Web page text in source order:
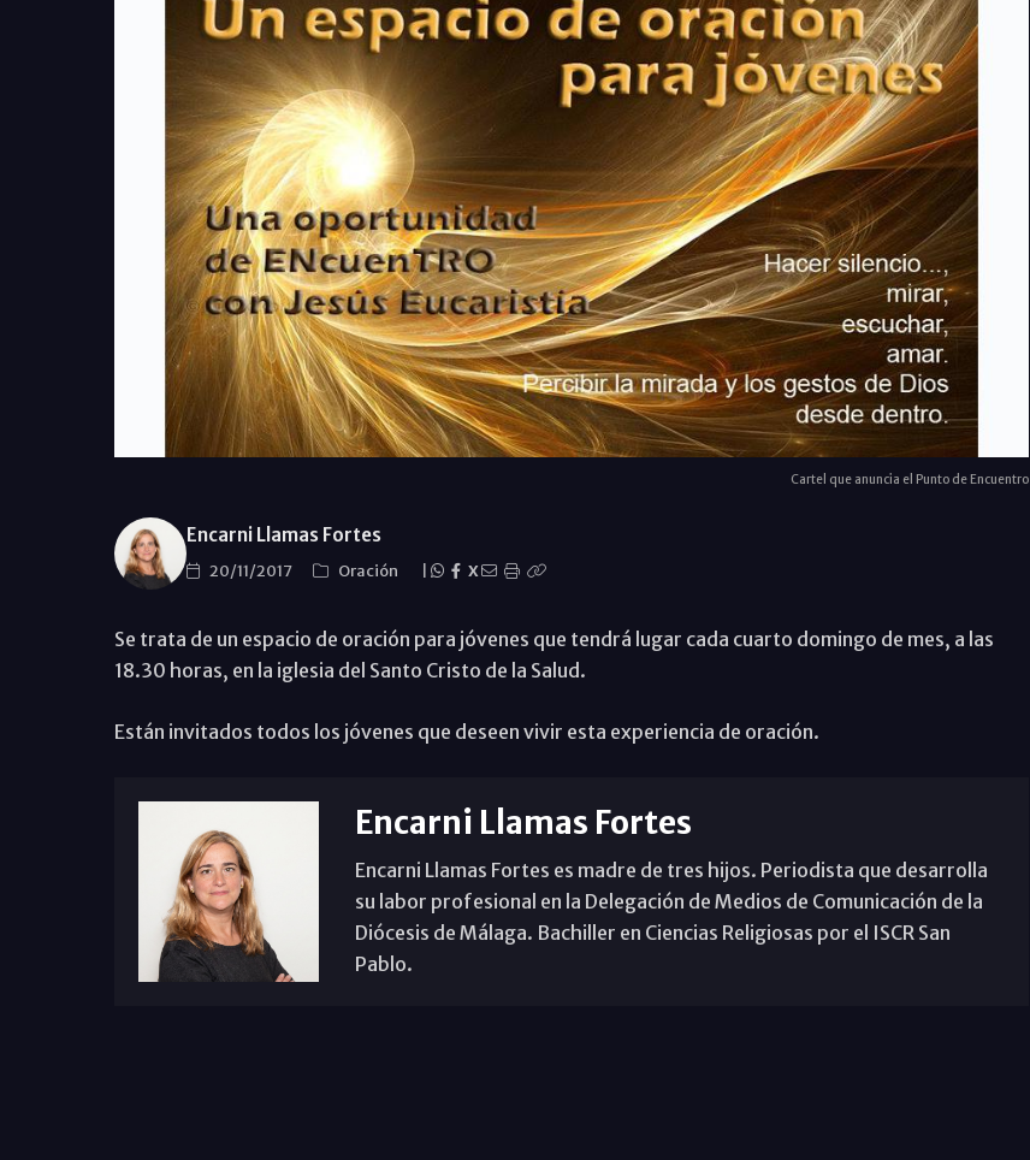
Cartel que anuncia el Punto de Encuentro
Encarni Llamas Fortes
20/11/2017 Oración X
Se trata de un espacio de oración para jóvenes que tendrá lugar cada cuarto domingo de mes, a las
18.30 horas, en la iglesia del Santo Cristo de la Salud.
Están invitados todos los jóvenes que deseen vivir esta experiencia de oración.
Encarni Llamas Fortes
Encarni Llamas Fortes es madre de tres hijos. Periodista que desarrolla
su labor profesional en la Delegación de Medios de Comunicación de la
Diócesis de Málaga. Bachiller en Ciencias Religiosas por el ISCR San
Pablo.